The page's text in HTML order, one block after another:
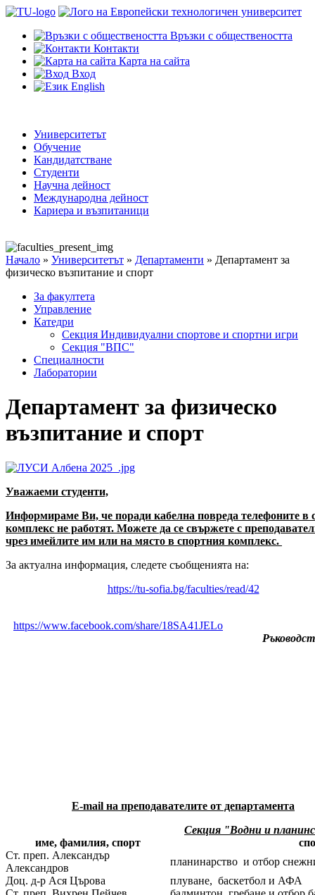
Връзки с обществеността
Контакти
Карта на сайта
Вход
English
Университетът
Обучение
Кандидатстване
Студенти
Научна дейност
Международна дейност
Кариера и възпитаници
Начало » Университетът » Департаменти » Департамент за
физическо възпитание и спорт
За факултета
Управление
Катедри
Секция Индивидуални спортове и спортни игри
Секция "ВПС"
Специалности
Лаборатории
Департамент за физическо
възпитание и спорт
Уважаеми студенти,
Информираме Ви, че поради кабелна повреда телефоните в
комплекс не работят. Можете да се свържете с
чрез имейлите им или на място в спортния комплекс.
За актуална информация, следете съобщенията на:
https://tu-sofia.bg/faculties/read/42
https://www.facebook.com/share/18SA41JELo
E-mail на преподавателите от департамента
Секция "Водни и
име, фамилия, спорт
Ст. преп. Александър
Александров
планинарство и отбор
Доц. д-р Ася Църова
плуване, баскетбол и АФА